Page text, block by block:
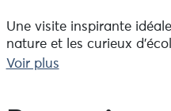
Une visite inspirante
nature et les curieux
Voir plus